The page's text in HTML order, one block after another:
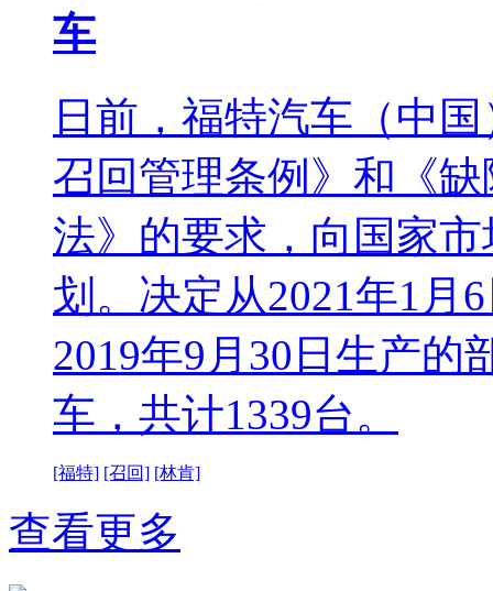
车
日前，福特汽车（中
召回管理条例》和《
法》的要求，向国家
划。决定从2021年1月
2019年9月30日生产的
车，共计1339台。
[福特] [召回] [林肯]
查看更多